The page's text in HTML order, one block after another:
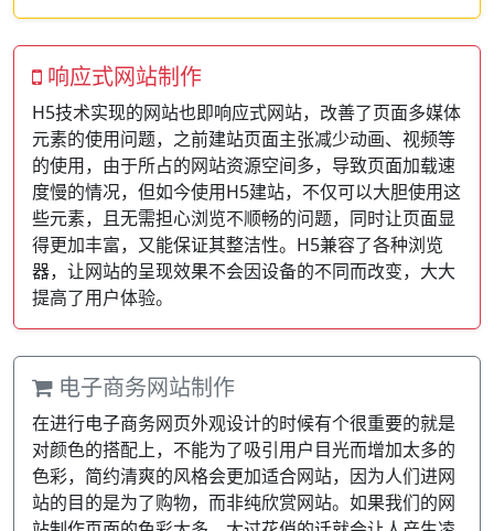
响应式网站制作
H5技术实现的网站也即响应式网站，改善了页面多媒体
元素的使用问题，之前建站页面主张减少动画、视频等
的使用，由于所占的网站资源空间多，导致页面加载速
度慢的情况，但如今使用H5建站，不仅可以大胆使用这
些元素，且无需担心浏览不顺畅的问题，同时让页面显
得更加丰富，又能保证其整洁性。H5兼容了各种浏览
器，让网站的呈现效果不会因设备的不同而改变，大大
提高了用户体验。
电子商务网站制作
在进行电子商务网页外观设计的时候有个很重要的就是
对颜色的搭配上，不能为了吸引用户目光而增加太多的
色彩，简约清爽的风格会更加适合网站，因为人们进网
站的目的是为了购物，而非纯欣赏网站。如果我们的网